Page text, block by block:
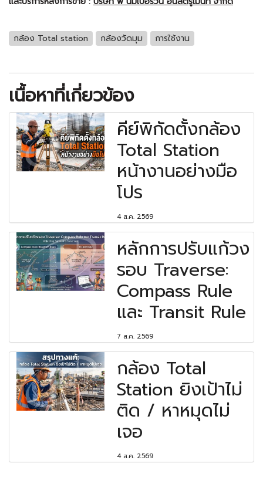
กล้อง Total station กล้องวัดมุม การใช้งาน
เนื้อหาที่เกี่ยวข้อง
คีย์พิกัดตั้งกล้อง
Total Station
หน้างานอย่างมือ
โปร
4 ส.ค. 2569
หลักการปรับแก้วง
รอบ Traverse:
Compass Rule
และ Transit Rule
7 ส.ค. 2569
กล้อง Total
Station ยิงเป้าไม่
ติด / หาหมุดไม่
เจอ
4 ส.ค. 2569